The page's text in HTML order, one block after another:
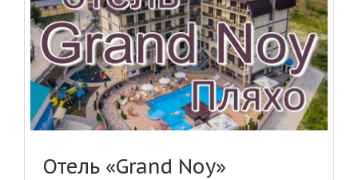
Отель «Grand Noy»